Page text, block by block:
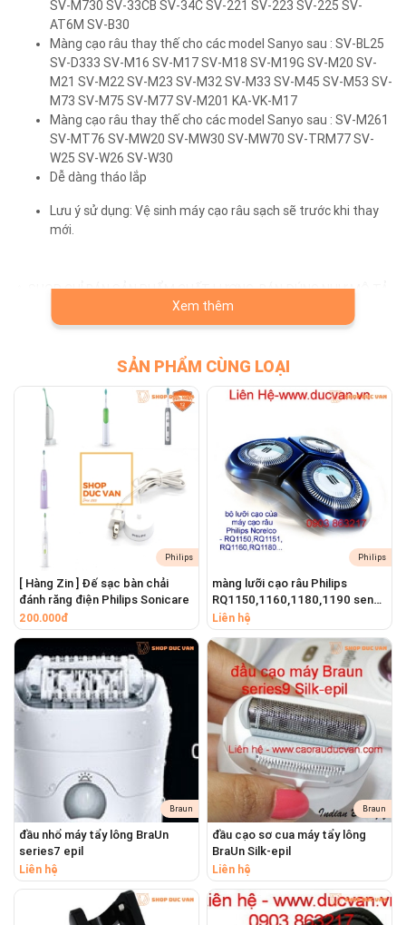
SV-M730 SV-33CB SV-34C SV-221 SV-223 SV-225 SV-
AT6M SV-B30
Màng cạo râu thay thế cho các model Sanyo sau : SV-BL25
SV-D333 SV-M16 SV-M17 SV-M18 SV-M19G SV-M20 SV-
M21 SV-M22 SV-M23 SV-M32 SV-M33 SV-M45 SV-M53 SV-
M73 SV-M75 SV-M77 SV-M201 KA-VK-M17
Màng cạo râu thay thế cho các model Sanyo sau : SV-M261
SV-MT76 SV-MW20 SV-MW30 SV-MW70 SV-TRM77 SV-
W25 SV-W26 SV-W30
Dễ dàng tháo lắp
Lưu ý sử dụng: Vệ sinh máy cạo râu sạch sẽ trước khi thay
mới.
⚠️ SHOP CHỈ BÁN SẢN PHẨM CHẤT LƯỢNG, BÁN ĐÚNG NHƯ MÔ TẢ
⚠️ ĐỔI TRẢ MIỄN PHÍ NẾU DO LỖI CỦA SHOP
Có bán linh kiện, phụ kiện: màng cạo râu, lưỡi cạo râu, cục
sạc điện, cục chuyển nguồn của các hãng Philips, Braun,
Có bán lưỡi tông đơ cắt tóc Codos.
Có bán đầu bàn chải điện Oral-B thay thế; cục sạc, dây sạc
Oral-B.
Có nhận thay pin, sửa chữa máy cạo râu, tông đơ, bàn chải
điện, bàn chải tăm nư
#shopducvan #shopđứcvân
#mangcaorausanyo #mangthaythecaorausanyo #sanyosvm730
#sanyosvm701 #sanyosvm17
Xem thêm
SẢN PHẨM CÙNG LOẠI
Philips
[ Hàng Zin ] Đế sạc bàn chải
đánh răng điện Philips Sonicare
200.000đ
Philips
màng lưỡi cạo râu Philips
RQ1150,1160,1180,1190 senso
Touch 2D
Liên hệ
Braun
đầu nhổ máy tẩy lông BraUn
series7 epil
Liên hệ
Braun
đầu cạo sơ cua máy tẩy lông
BraUn Silk-epil
Liên hệ